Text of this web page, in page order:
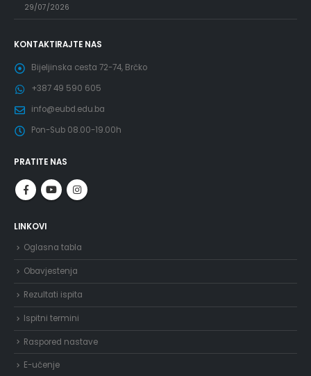
29/07/2026
KONTAKTIRAJTE NAS
Bijeljinska cesta 72-74, Brčko
+387 49 590 605
info@eubd.edu.ba
Pon-Sub 08.00-19.00h
PRATITE NAS
LINKOVI
Oglasna tabla
Obavjestenja
Rezultati ispita
Ispitni termini
Raspored nastave
E-učenje